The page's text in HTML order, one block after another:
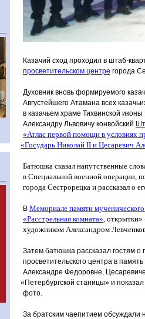
Казачий сход проходил в штаб-
просветительском центре города
Духовник вновь формируемого
Августейшего Атамана всех
в казачьем храме Тихвинской
Александру Львовичу конвойский
«Атлас первой помощи в условиях
«Государь Николай II и Цесаревич
Батюшка сказал напутственные
в Специальной военной операции,
города Сестрорецка и рассказал о
В Мемориале памяти
«Расстрельная комната», открытки»
художником Александром
Затем батюшка рассказал гостям
просветительского центра в
Александре Федоровне,
«Петербургской станицы» и
фото.
За братским чаепитием обсуждали